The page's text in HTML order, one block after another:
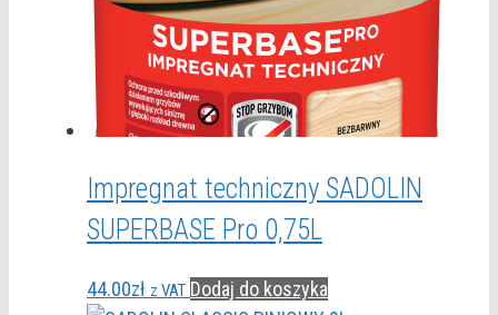
Impregnat techniczny SADOLIN
SUPERBASE Pro 0,75L
44.00zł z VAT Dodaj do koszyka